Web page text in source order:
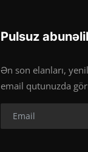
Pulsuz
Ən son elanları,
email qutunuzda